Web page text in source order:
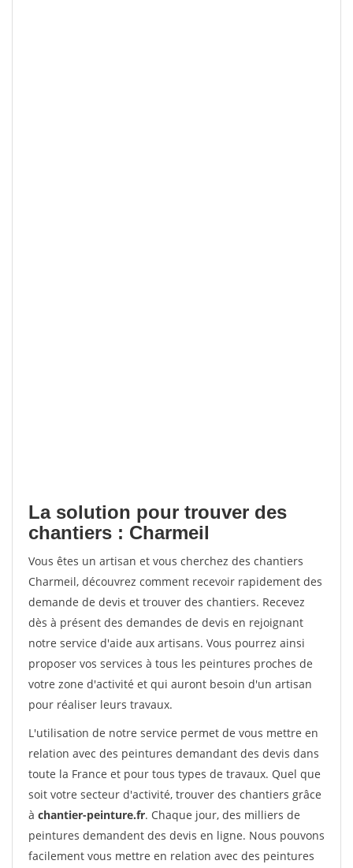
La solution pour trouver des
chantiers : Charmeil
Vous êtes un artisan et vous cherchez des chantiers
Charmeil, découvrez comment recevoir rapidement des
demande de devis et trouver des chantiers. Recevez
dès à présent des demandes de devis en rejoignant
notre service d'aide aux artisans. Vous pourrez ainsi
proposer vos services à tous les peintures proches de
votre zone d'activité et qui auront besoin d'un artisan
pour réaliser leurs travaux.
L'utilisation de notre service permet de vous mettre en
relation avec des peintures demandant des devis dans
toute la France et pour tous types de travaux. Quel que
soit votre secteur d'activité, trouver des chantiers grâce
à chantier-peinture.fr. Chaque jour, des milliers de
peintures demandent des devis en ligne. Nous pouvons
facilement vous mettre en relation avec des peintures